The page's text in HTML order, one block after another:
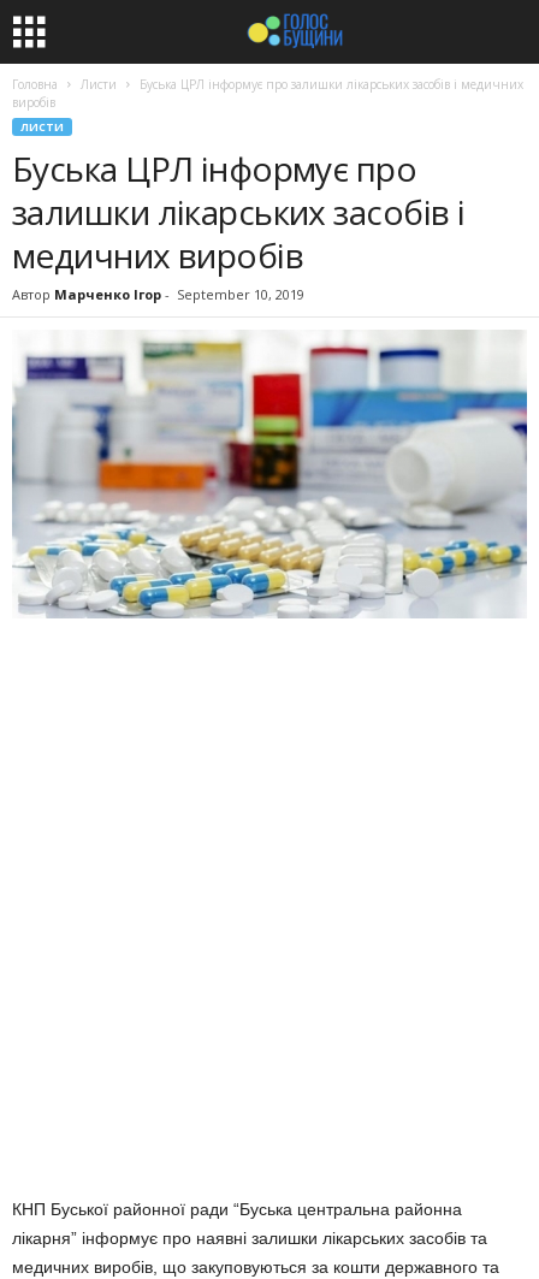
Головна Листи
Буська ЦРЛ інформує про залишки лікарських засобів і медичних
виробів
ЛИСТИ
Буська ЦРЛ інформує про
залишки лікарських засобів і
медичних виробів
Автор Марченко Ігор - September 10, 2019
КНП Буської районної ради “Буська центральна районна
лікарня” інформує про наявні залишки лікарських засобів та
медичних виробів, що закуповуються за кошти державного та